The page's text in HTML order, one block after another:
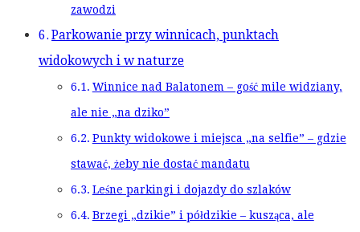
zawodzi
Parkowanie przy winnicach, punktach
widokowych i w naturze
Winnice nad Balatonem – gość mile widziany,
ale nie „na dziko”
Punkty widokowe i miejsca „na selfie” – gdzie
stawać, żeby nie dostać mandatu
Leśne parkingi i dojazdy do szlaków
Brzegi „dzikie” i półdzikie – kusząca, ale